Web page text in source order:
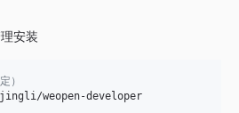
安装
）
weopen-developer